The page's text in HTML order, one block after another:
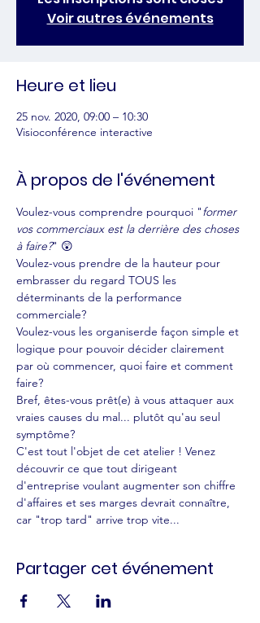
Voir autres événements
Heure et lieu
25 nov. 2020, 09:00 – 10:30
Visioconférence interactive
À propos de l'événement
Voulez-vous comprendre pourquoi "former
vos commerciaux est la derrière des choses
à faire?" 😲
Voulez-vous prendre de la hauteur pour
embrasser du regard TOUS les
déterminants de la performance
commerciale?
Voulez-vous les organiserde façon simple et
logique pour pouvoir décider clairement
par où commencer, quoi faire et comment
faire?
Bref, êtes-vous prêt(e) à vous attaquer aux
vraies causes du mal... plutôt qu'au seul
symptôme?
C'est tout l'objet de cet atelier ! Venez
découvrir ce que tout dirigeant
d'entreprise voulant augmenter son chiffre
d'affaires et ses marges devrait connaître,
car "trop tard" arrive trop vite...
Partager cet événement